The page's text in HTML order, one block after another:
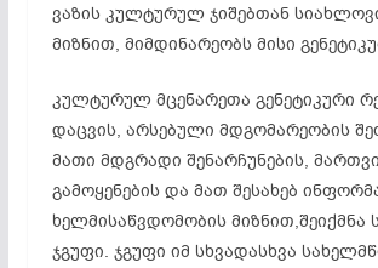
ვაზის კულტურულ ჯიშებთან
მიზნით, მიმდინარეობს მისი
კულტურულ მცენარეთა გენეტიკური
დაცვის, არსებული მდგომარეობის
მათი მდგრადი შენარჩუნების,
გამოყენების და მათ შესახებ
ხელმისაწვდომობის მიზნით,შეიქმნა
ჯგუფი. ჯგუფი იმ სხვადასხვა